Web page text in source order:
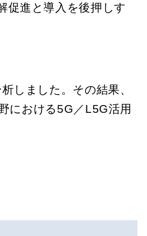
促進と導入を後押しす
しました。その結果、
における5G／L5G活用